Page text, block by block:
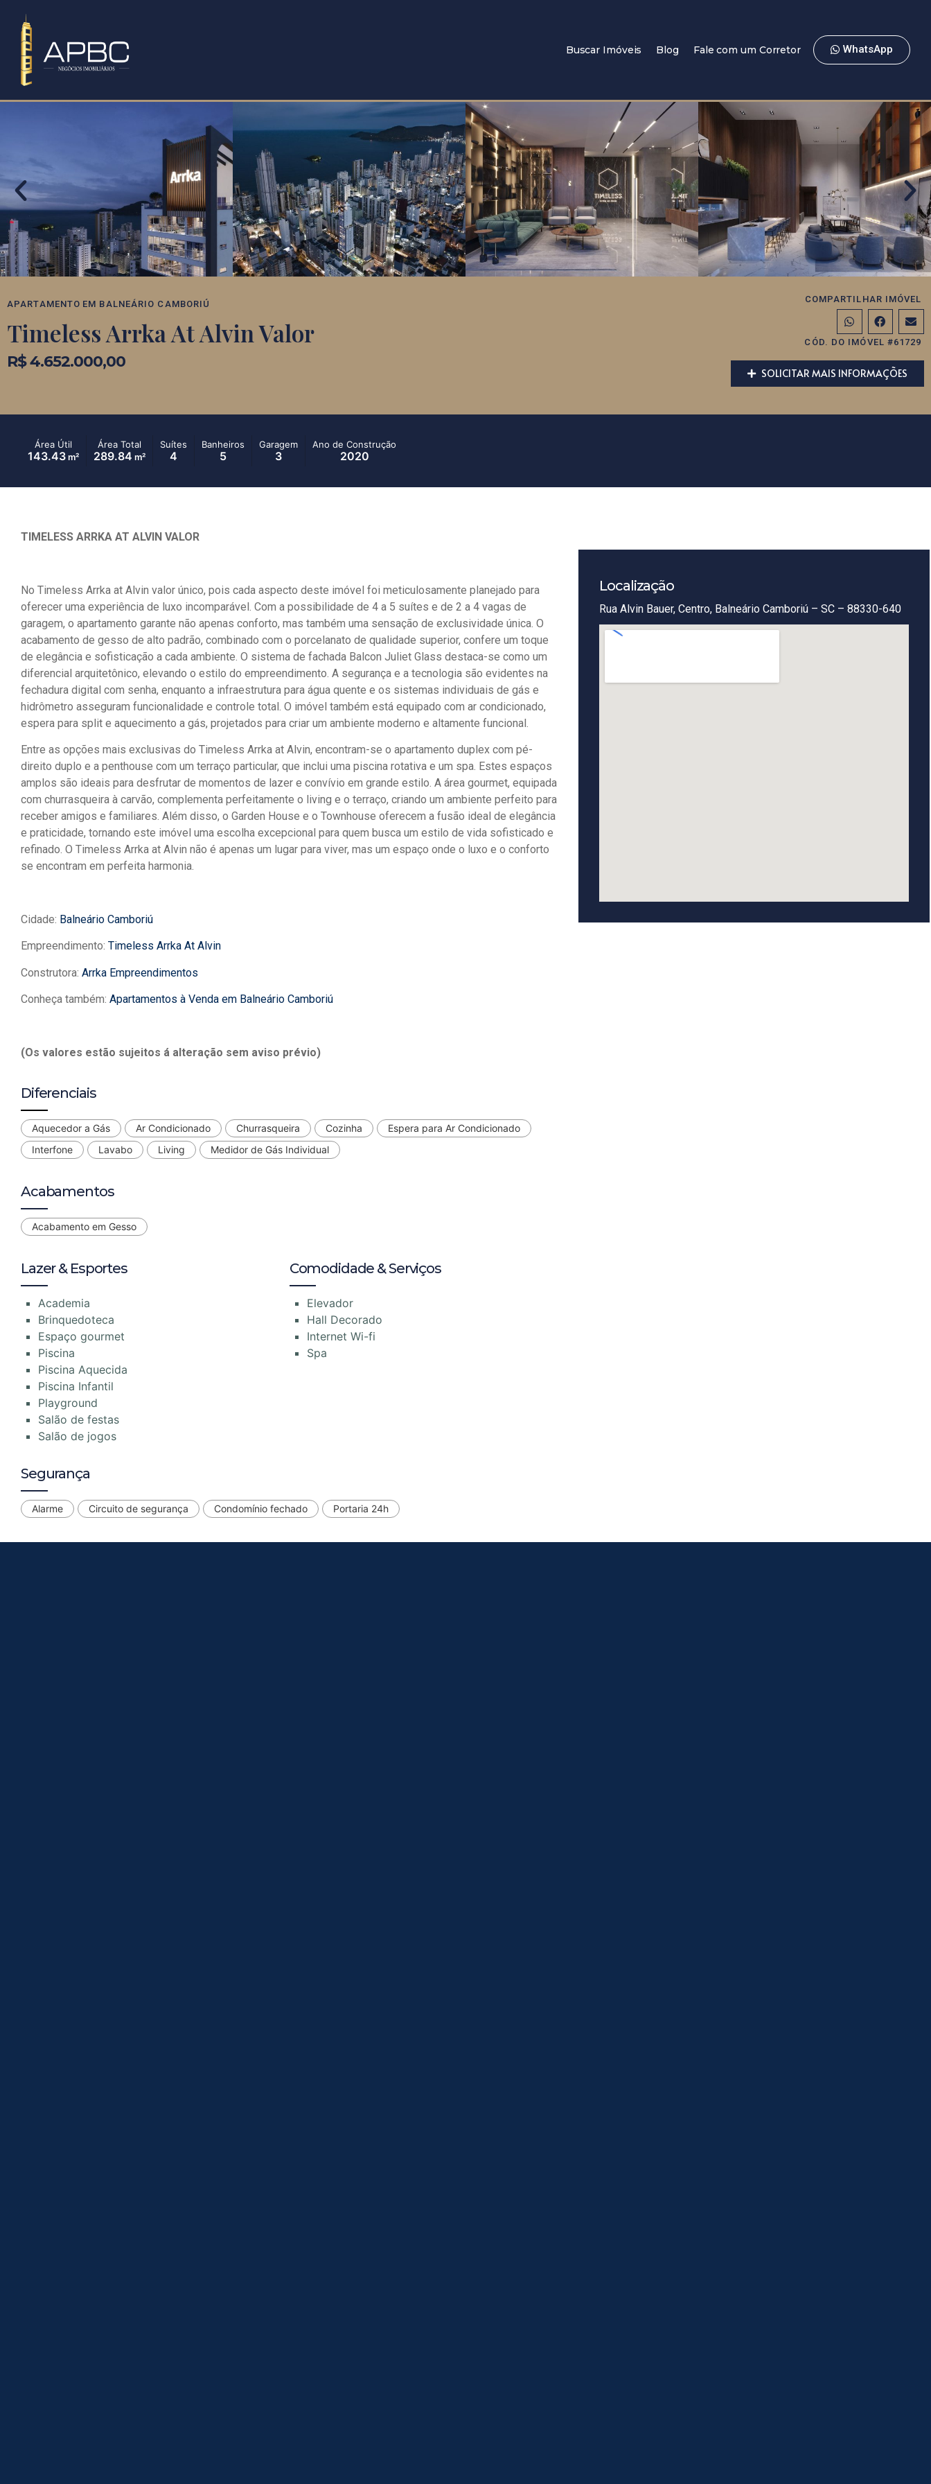
Buscar Imóveis Blog Fale com um Corretor WhatsApp
APARTAMENTO EM BALNEÁRIO CAMBORIÚ
Timeless Arrka At Alvin Valor
R$ 4.652.000,00
COMPARTILHAR IMÓVEL
CÓD. DO IMÓVEL #61729
SOLICITAR MAIS INFORMAÇÕES
Área Útil
143.43 m²
Área Total
289.84 m²
Suítes
4
Banheiros
5
Garagem
3
Ano de Construção
2020
TIMELESS ARRKA AT ALVIN VALOR
No Timeless Arrka at Alvin valor único, pois cada aspecto deste imóvel foi meticulosamente planejado para
oferecer uma experiência de luxo incomparável. Com a possibilidade de 4 a 5 suítes e de 2 a 4 vagas de
garagem, o apartamento garante não apenas conforto, mas também uma sensação de exclusividade única. O
acabamento de gesso de alto padrão, combinado com o porcelanato de qualidade superior, confere um toque
de elegância e sofisticação a cada ambiente. O sistema de fachada Balcon Juliet Glass destaca-se como um
diferencial arquitetônico, elevando o estilo do empreendimento. A segurança e a tecnologia são evidentes na
fechadura digital com senha, enquanto a infraestrutura para água quente e os sistemas individuais de gás e
hidrômetro asseguram funcionalidade e controle total. O imóvel também está equipado com ar condicionado,
espera para split e aquecimento a gás, projetados para criar um ambiente moderno e altamente funcional.
Entre as opções mais exclusivas do Timeless Arrka at Alvin, encontram-se o apartamento duplex com pé-
direito duplo e a penthouse com um terraço particular, que inclui uma piscina rotativa e um spa. Estes espaços
amplos são ideais para desfrutar de momentos de lazer e convívio em grande estilo. A área gourmet, equipada
com churrasqueira à carvão, complementa perfeitamente o living e o terraço, criando um ambiente perfeito para
receber amigos e familiares. Além disso, o Garden House e o Townhouse oferecem a fusão ideal de elegância
e praticidade, tornando este imóvel uma escolha excepcional para quem busca um estilo de vida sofisticado e
refinado. O Timeless Arrka at Alvin não é apenas um lugar para viver, mas um espaço onde o luxo e o conforto
se encontram em perfeita harmonia.
Cidade: Balneário Camboriú
Empreendimento: Timeless Arrka At Alvin
Construtora: Arrka Empreendimentos
Conheça também: Apartamentos à Venda em Balneário Camboriú
(Os valores estão sujeitos á alteração sem aviso prévio)
Diferenciais
Aquecedor a Gás Ar Condicionado Churrasqueira Cozinha
Espera para Ar Condicionado
Interfone
Lavabo Living Medidor de Gás Individual
Acabamentos
Acabamento em Gesso
Lazer & Esportes
Academia
Brinquedoteca
Espaço gourmet
Piscina
Piscina Aquecida
Piscina Infantil
Playground
Salão de festas
Salão de jogos
Comodidade & Serviços
Elevador
Hall Decorado
Internet Wi-fi
Spa
Segurança
Alarme Circuito de segurança Condomínio fechado Portaria 24h
Localização
Rua Alvin Bauer, Centro, Balneário Camboriú – SC – 88330-640